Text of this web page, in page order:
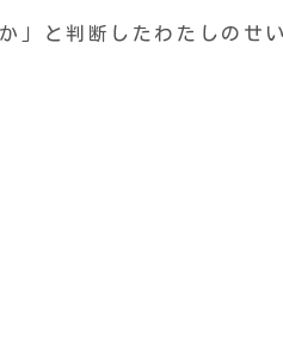
」と判断したわたしのせ